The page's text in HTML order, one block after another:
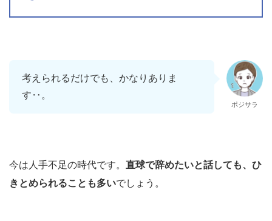
考えられるだけでも、かなりありま
す‥。
ポジサラ
今は人手不足の時代です。 直球で辞めたいと話しても、ひ
きとめられることも多いでしょう。